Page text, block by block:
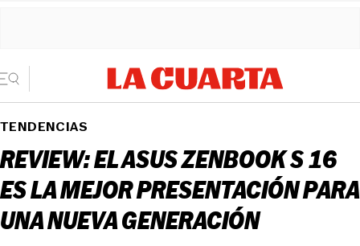
TENDENCIAS
REVIEW: EL ASUS ZENBOOK S 16
ES LA MEJOR PRESENTACIÓN PARA
UNA NUEVA GENERACIÓN